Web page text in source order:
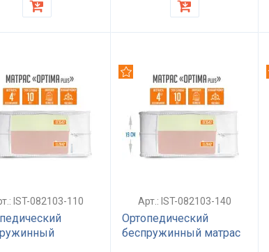
IST-082103-110 Арт.: IST-082103-140
Ортопедический
беспружинный матрас